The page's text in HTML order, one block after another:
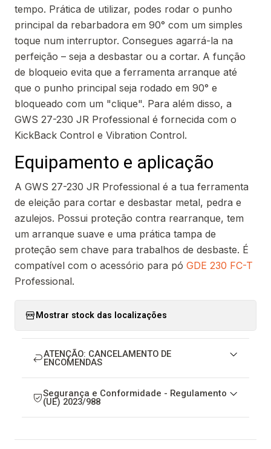
tempo. Prática de utilizar, podes rodar o punho
principal da rebarbadora em 90° com um simples
toque num interruptor. Consegues agarrá-la na
perfeição – seja a desbastar ou a cortar. A função
de bloqueio evita que a ferramenta arranque até
que o punho principal seja rodado em 90° e
bloqueado com um "clique". Para além disso, a
GWS 27-230 JR Professional é fornecida com o
KickBack Control e Vibration Control.
Equipamento e aplicação
A GWS 27-230 JR Professional é a tua ferramenta
de eleição para cortar e desbastar metal, pedra e
azulejos. Possui proteção contra rearranque, tem
um arranque suave e uma prática tampa de
proteção sem chave para trabalhos de desbaste. É
compatível com o acessório para pó GDE 230 FC-T
Professional.
Mostrar stock das localizações
ATENÇÃO: CANCELAMENTO DE
ENCOMENDAS
Segurança e Conformidade - Regulamento
(UE) 2023/988